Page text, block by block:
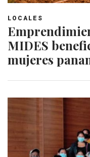
LOCALES
MIDES
mujeres